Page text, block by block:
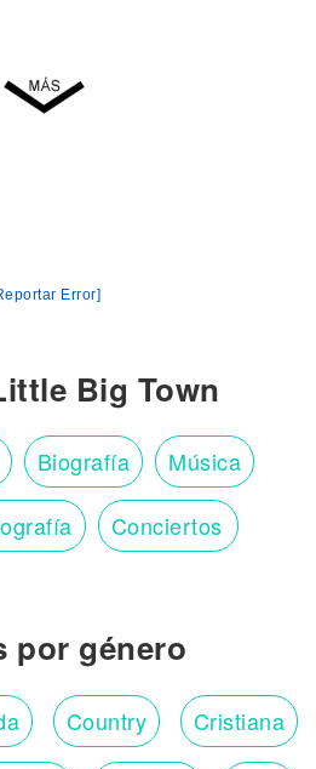
Error]
Big Town
Biografía Música
Conciertos
por género
Country Cristiana